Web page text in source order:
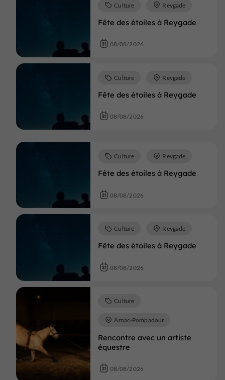
Fête des étoiles à Reygade
Culture Reygade
08/08/2026
Fête des étoiles à Reygade
Culture Reygade
08/08/2026
Fête des étoiles à Reygade
Culture Reygade
08/08/2026
Fête des étoiles à Reygade
Culture Reygade
08/08/2026
Rencontre avec un artiste
équestre
Culture
Arnac-Pompadour
08/08/2026